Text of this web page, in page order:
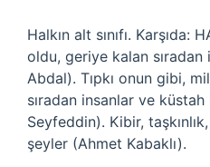
Halkın alt sınıfı. Karşıda:
oldu, geriye kalan sıradan
Abdal). Tıpkı onun gibi,
sıradan insanlar ve
Seyfeddin). Kibir,
şeyler (Ahmet Kabaklı).